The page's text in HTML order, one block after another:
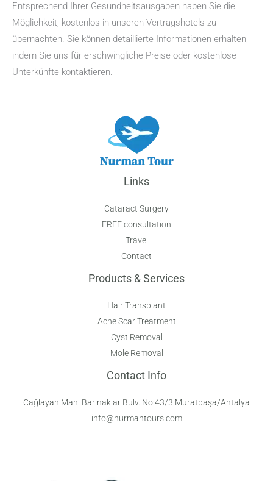
Entsprechend Ihrer Gesundheitsausgaben haben Sie die
Möglichkeit, kostenlos in unseren Vertragshotels zu
übernachten. Sie können detaillierte Informationen erhalten,
indem Sie uns für erschwingliche Preise oder kostenlose
Unterkünfte kontaktieren.
Links
Cataract Surgery
FREE consultation
Travel
Contact
Products & Services
Hair Transplant
Acne Scar Treatment
Cyst Removal
Mole Removal
Contact Info
Cağlayan Mah. Barınaklar Bulv. No:43/3 Muratpaşa/Antalya
info@nurmantours.com